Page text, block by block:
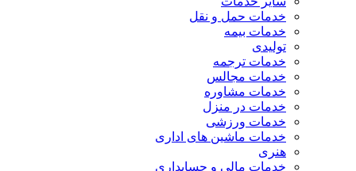
خدمات حمل و نقل
خدمات بیمه
تولیدی
خدمات ترجمه
خدمات مجالس
خدمات مشاوره
خدمات در منزل
خدمات ورزشی
خدمات ماشین های اداری
هنری
خدمات مالی و حسابداری